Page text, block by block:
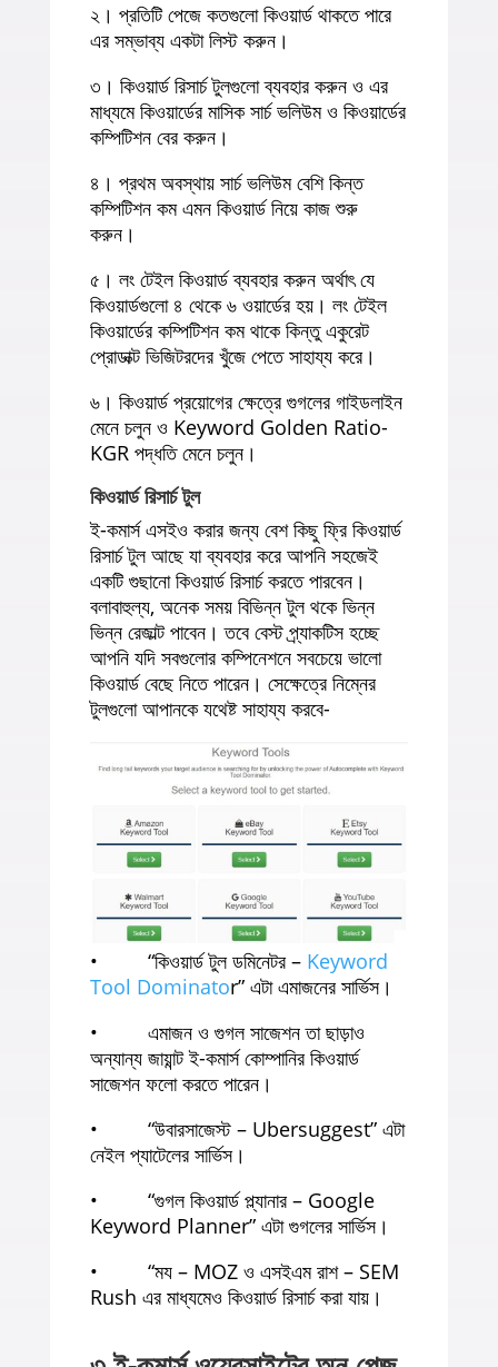
২। প্রতিটি পেজে কতগুলো কিওয়ার্ড থাকতে পারে
এর সম্ভাব্য একটা লিস্ট করুন।
৩। কিওয়ার্ড রিসার্চ টুলগুলো ব্যবহার করুন ও এর
মাধ্যমে কিওয়ার্ডের মাসিক সার্চ ভলিউম ও কিওয়ার্ডের
কম্পিটিশন বের করুন।
৪। প্রথম অবস্থায় সার্চ ভলিউম বেশি কিন্ত
কম্পিটিশন কম এমন কিওয়ার্ড নিয়ে কাজ শুরু
করুন।
৫। লং টেইল কিওয়ার্ড ব্যবহার করুন অর্থাৎ যে
কিওয়ার্ডগুলো ৪ থেকে ৬ ওয়ার্ডের হয়। লং টেইল
কিওয়ার্ডের কম্পিটিশন কম থাকে কিন্তু একুরেট
প্রোডাক্ট ভিজিটরদের খুঁজে পেতে সাহায্য করে।
৬। কিওয়ার্ড প্রয়োগের ক্ষেত্রে গুগলের গাইডলাইন
মেনে চলুন ও Keyword Golden Ratio-
KGR পদ্ধতি মেনে চলুন।
কিওয়ার্ড রিসার্চ টুল
ই-কমার্স এসইও করার জন্য বেশ কিছু ফ্রি কিওয়ার্ড
রিসার্চ টুল আছে যা ব্যবহার করে আপনি সহজেই
একটি গুছানো কিওয়ার্ড রিসার্চ করতে পারবেন।
বলাবাহুল্য, অনেক সময় বিভিন্ন টুল থকে ভিন্ন
ভিন্ন রেজাল্ট পাবেন। তবে বেস্ট প্র্যাকটিস হচ্ছে
আপনি যদি সবগুলোর কম্পিনেশনে সবচেয়ে ভালো
কিওয়ার্ড বেছে নিতে পারেন। সেক্ষেত্রে নিম্নের
টুলগুলো আপানকে যথেষ্ট সাহায্য করবে-
• “কিওয়ার্ড টুল ডমিনেটর – Keyword
Tool Dominator” এটা এমাজনের সার্ভিস।
• এমাজন ও গুগল সাজেশন তা ছাড়াও
অন্যান্য জায়ান্ট ই-কমার্স কোম্পানির কিওয়ার্ড
সাজেশন ফলো করতে পারেন।
• “উবারসাজেস্ট – Ubersuggest” এটা
নেইল প্যাটেলের সার্ভিস।
• “গুগল কিওয়ার্ড প্ল্যানার – Google
Keyword Planner” এটা গুগলের সার্ভিস।
• “ময – MOZ ও এসইএম রাশ – SEM
Rush এর মাধ্যমেও কিওয়ার্ড রিসার্চ করা যায়।